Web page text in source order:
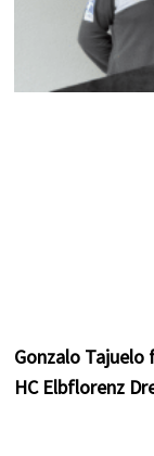
Gonzalo
HC Elbflorenz